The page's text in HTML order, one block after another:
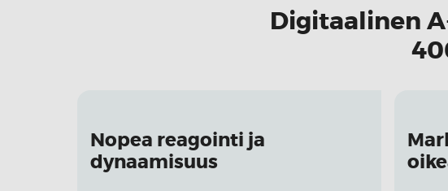
Digitaalinen
Nopea reagointi ja
dynaamisuus